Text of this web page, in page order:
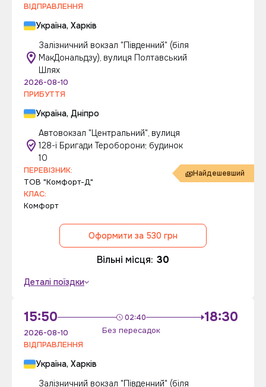
промокод діє до 10 серпня
ВІДПРАВЛЕННЯ
Україна, Харків
Залізничний вокзал "Південний" (біля
МакДональдзу), вулиця Полтавський
Шлях
2026-08-10
ПРИБУТТЯ
Україна, Дніпро
Автовокзал "Центральний", вулиця
128-ї Бригади Тероборони; будинок
10
Найдешевший
ПЕРЕВІЗНИК:
ТОВ "Комфорт-Д"
КЛАС:
Комфорт
Оформити за 530 грн
Вільні місця: 30
Деталі поїздки
15:50 02:40
Без пересадок
18:30
2026-08-10
ВІДПРАВЛЕННЯ
Україна, Харків
Залізничний вокзал "Південний" (біля